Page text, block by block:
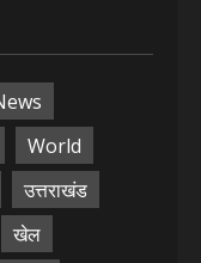
World
उत्तराखंड
खेल